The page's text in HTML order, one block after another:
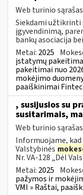
Web turinio sąrašas
Siekdami užtikrinti
įgyvendinimą,
bankų asociacija
Metai: 2025
įstatymų
pakeitimai nuo
mokėjimo
paaiškinimai
, susijusios su
susitarimais,
Web turinio sąrašas
Informuojame, kad
Valstybinės
Nr. VA-128 „Dėl
Metai: 2025
pažymos ir
VMI » Raštai,